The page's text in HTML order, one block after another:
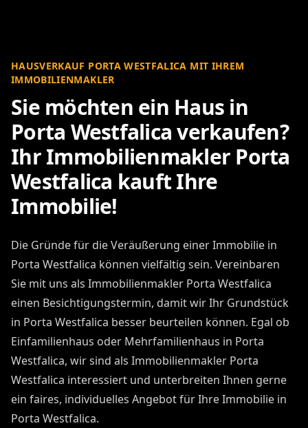
HAUSVERKAUF PORTA WESTFALICA MIT IHREM
IMMOBILIENMAKLER
Sie möchten ein Haus in
Porta Westfalica verkaufen?
Ihr Immobilienmakler Porta
Westfalica kauft Ihre
Immobilie!
Die Gründe für die Veräußerung einer Immobilie in
Porta Westfalica können vielfältig sein. Vereinbaren
Sie mit uns als Immobilienmakler Porta Westfalica
einen Besichtigungstermin, damit wir Ihr Grundstück
in Porta Westfalica besser beurteilen können. Egal ob
Einfamilienhaus oder Mehrfamilienhaus in Porta
Westfalica, wir sind als Immobilienmakler Porta
Westfalica interessiert und unterbreiten Ihnen gerne
ein faires, individuelles Angebot für Ihre Immobilie in
Porta Westfalica.